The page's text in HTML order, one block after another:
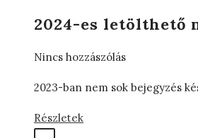
2024-es letölthető
Nincs hozzászólás
2023-ban nem sok bejegyzés
Részletek